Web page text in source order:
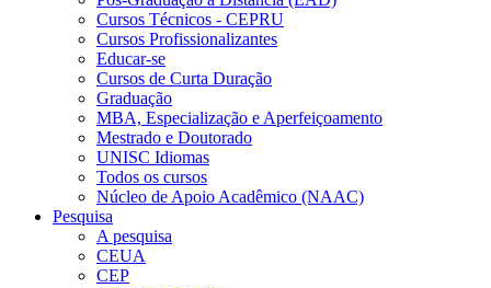
Cursos Técnicos - CEPRU
Cursos Profissionalizantes
Educar-se
Cursos de Curta Duração
Graduação
MBA, Especialização e Aperfeiçoamento
Mestrado e Doutorado
UNISC Idiomas
Todos os cursos
Núcleo de Apoio Acadêmico (NAAC)
Pesquisa
A pesquisa
CEUA
CEP